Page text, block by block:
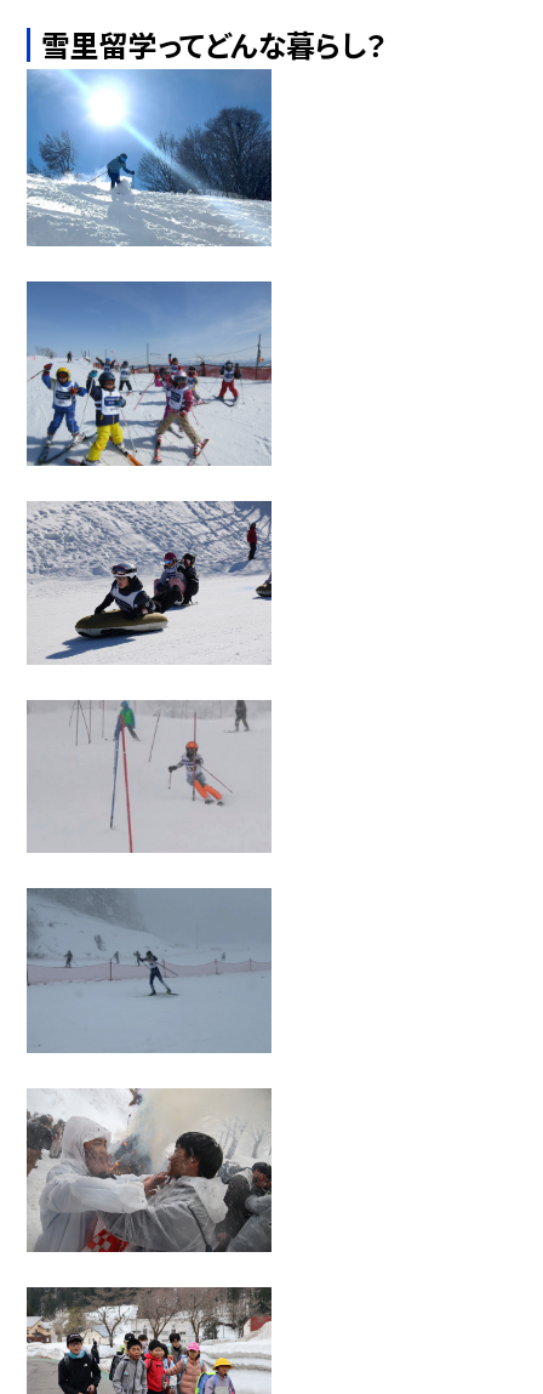
雪里留学ってどんな暮らし？